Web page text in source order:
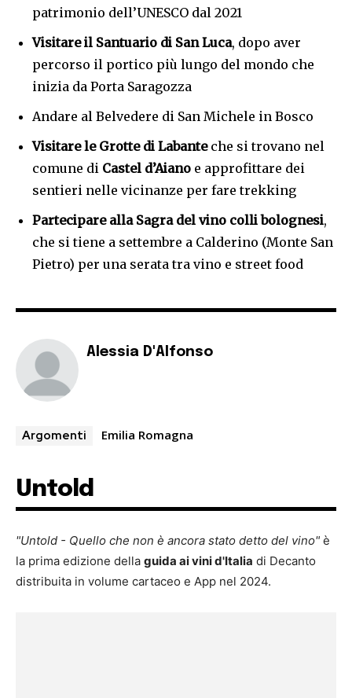
patrimonio dell’UNESCO dal 2021
Visitare il Santuario di San Luca, dopo aver
percorso il portico più lungo del mondo che
inizia da Porta Saragozza
Andare al Belvedere di San Michele in Bosco
Visitare le Grotte di Labanteche si trovano nel
comune di Castel d’Aiano e approfittare dei
sentieri nelle vicinanze per fare trekking
Partecipare alla Sagra del vino colli bolognesi,
che si tiene a settembre a Calderino (Monte San
Pietro) per una serata tra vino e street food
Alessia D'Alfonso
Argomenti Emilia Romagna
Untold
"Untold - Quello che non è ancora stato detto del vino" è
la prima edizione della guida ai vini d'Italia di Decanto
distribuita in volume cartaceo e App nel 2024.